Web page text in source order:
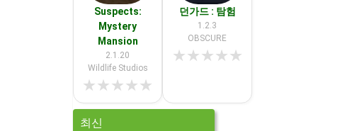
Suspects:
Mystery
Mansion
2.1.20
Wildlife Studios
★★★★★
던가드 : 탐험
1.2.3
OBSCURE
★★★★★
최신